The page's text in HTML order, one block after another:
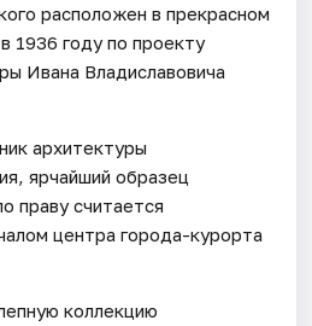
расположен в прекрасном
1936 году по проекту
Ивана Владиславовича
архитектуры
ярчайший образец
праву считается
центра города-курорта
коллекцию